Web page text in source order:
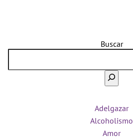
Buscar
Adelgazar
Alcoholismo
Amor